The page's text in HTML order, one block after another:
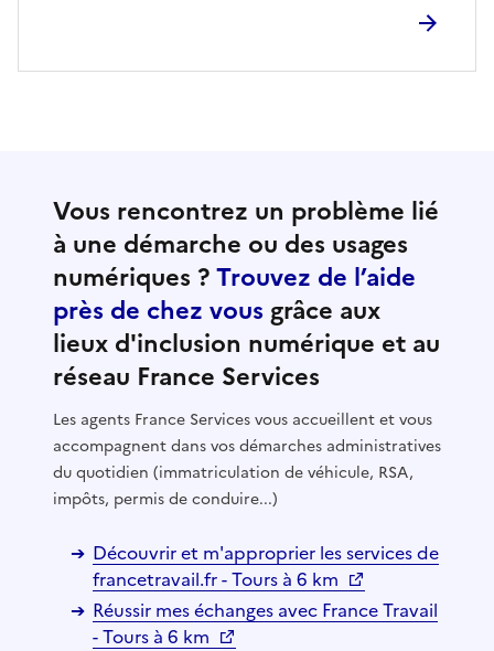
Vous rencontrez un problème lié
à une démarche ou des usages
numériques ?Trouvez de l’aide
près de chez vous grâce aux
lieux d'inclusion numérique et au
réseau France Services
Les agents France Services vous accueillent et vous
accompagnent dans vos démarches administratives
du quotidien (immatriculation de véhicule, RSA,
impôts, permis de conduire...)
Découvrir et m'approprier les services de
francetravail.fr - Tours à 6 km
Réussir mes échanges avec France Travail
- Tours à 6 km